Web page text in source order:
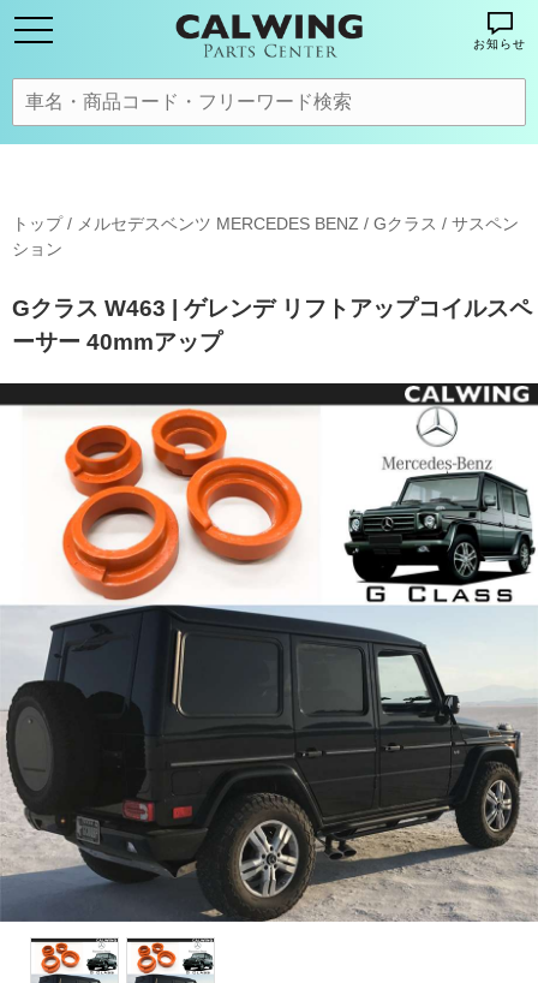
お知らせ
トップ/ メルセデスベンツ MERCEDES BENZ / Gクラス / サスペン
ション
Gクラス W463 | ゲレンデ リフトアップコイルスペ
ーサー 40mmアップ